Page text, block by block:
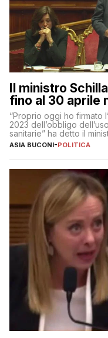
Il ministro
fino al 30 aprile
“Proprio oggi ho firmato
2023 dell’obbligo
sanitarie” ha detto il
ASIA BUCONI-POLITICA